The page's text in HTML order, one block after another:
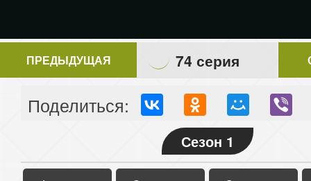
ПРЕДЫДУЩАЯ 74 серия
Поделиться:
Сезон 1